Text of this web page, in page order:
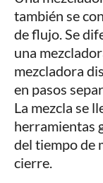
también se
de flujo. Se
una
mezcladora
en pasos
La mezcla se
herramientas
del tiempo de
cierre.